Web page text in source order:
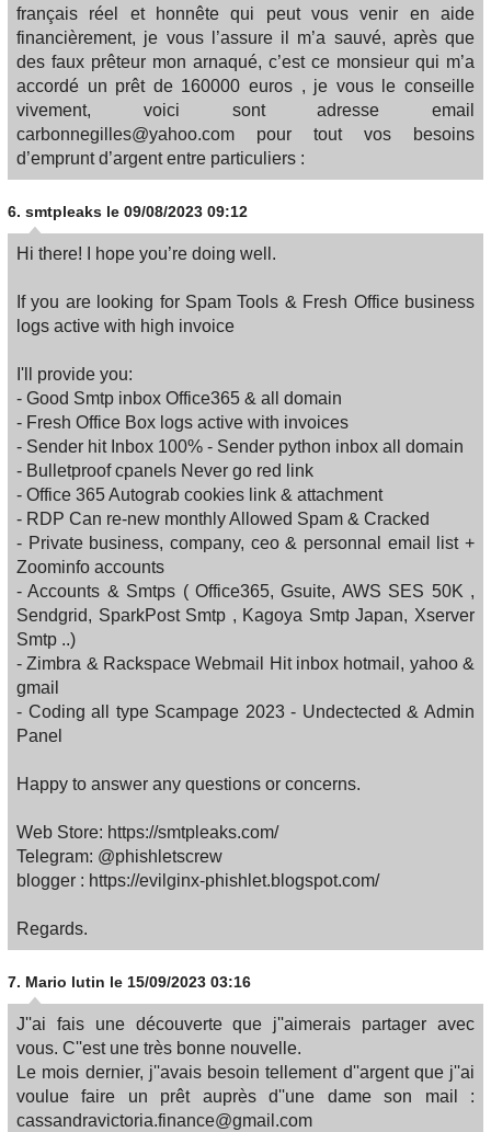
français réel et honnête qui peut vous venir en aide
financièrement, je vous l’assure il m’a sauvé, après que
des faux prêteur mon arnaqué, c’est ce monsieur qui m’a
accordé un prêt de 160000 euros , je vous le conseille
vivement, voici sont adresse email
carbonnegilles@yahoo.com pour tout vos besoins
d’emprunt d’argent entre particuliers :
6. smtpleaks le 09/08/2023 09:12
Hi there! I hope you’re doing well.
If you are looking for Spam Tools & Fresh Office business
logs active with high invoice
I'll provide you:
- Good Smtp inbox Office365 & all domain
- Fresh Office Box logs active with invoices
- Sender hit Inbox 100% - Sender python inbox all domain
- Bulletproof cpanels Never go red link
- Office 365 Autograb cookies link & attachment
- RDP Can re-new monthly Allowed Spam & Cracked
- Private business, company, ceo & personnal email list +
Zoominfo accounts
- Accounts & Smtps ( Office365, Gsuite, AWS SES 50K ,
Sendgrid, SparkPost Smtp , Kagoya Smtp Japan, Xserver
Smtp ..)
- Zimbra & Rackspace Webmail Hit inbox hotmail, yahoo &
gmail
- Coding all type Scampage 2023 - Undectected & Admin
Panel
Happy to answer any questions or concerns.
Web Store: https://smtpleaks.com/
Telegram: @phishletscrew
blogger : https://evilginx-phishlet.blogspot.com/
Regards.
7. Mario lutin le 15/09/2023 03:16
J''ai fais une découverte que j''aimerais partager avec
vous. C''est une très bonne nouvelle.
Le mois dernier, j''avais besoin tellement d''argent que j''ai
voulue faire un prêt auprès d''une dame son mail :
cassandravictoria.finance@gmail.com